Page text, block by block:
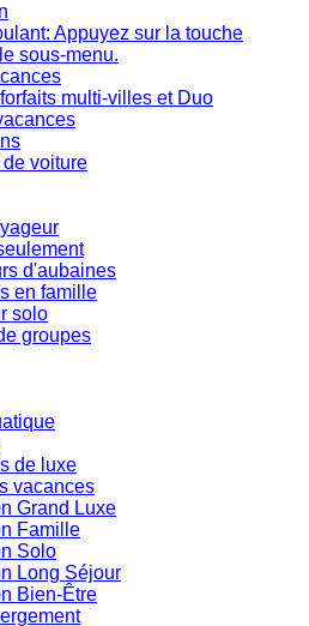
Appuyez sur la touche
sous-menu.
multi-villes et Duo
voiture
d'aubaines
en famille
solo
groupes
de luxe
vacances
Grand Luxe
Famille
Solo
Long Séjour
Bien-Être